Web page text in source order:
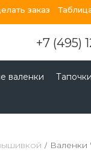
заказ
+7 (495)
валенки
/ Валенки